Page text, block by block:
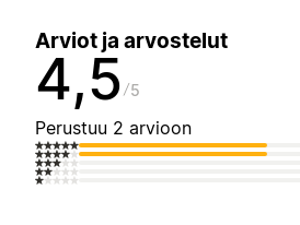
Arviot ja arvostelut
4,5 5
Perustuu 2 arvioon